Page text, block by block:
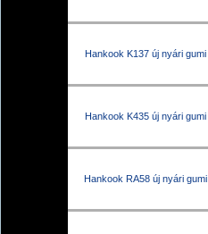
Hankook K137 új nyári gumi
Hankook K435 új nyári gumi
Hankook RA58 új nyári gumi